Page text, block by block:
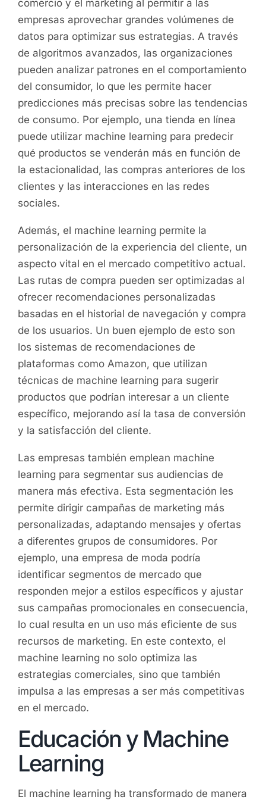
comercio y el marketing al permitir a las
empresas aprovechar grandes volúmenes de
datos para optimizar sus estrategias. A través
de algoritmos avanzados, las organizaciones
pueden analizar patrones en el comportamiento
del consumidor, lo que les permite hacer
predicciones más precisas sobre las tendencias
de consumo. Por ejemplo, una tienda en línea
puede utilizar machine learning para predecir
qué productos se venderán más en función de
la estacionalidad, las compras anteriores de los
clientes y las interacciones en las redes
sociales.
Además, el machine learning permite la
personalización de la experiencia del cliente, un
aspecto vital en el mercado competitivo actual.
Las rutas de compra pueden ser optimizadas al
ofrecer recomendaciones personalizadas
basadas en el historial de navegación y compra
de los usuarios. Un buen ejemplo de esto son
los sistemas de recomendaciones de
plataformas como Amazon, que utilizan
técnicas de machine learning para sugerir
productos que podrían interesar a un cliente
específico, mejorando así la tasa de conversión
y la satisfacción del cliente.
Las empresas también emplean machine
learning para segmentar sus audiencias de
manera más efectiva. Esta segmentación les
permite dirigir campañas de marketing más
personalizadas, adaptando mensajes y ofertas
a diferentes grupos de consumidores. Por
ejemplo, una empresa de moda podría
identificar segmentos de mercado que
responden mejor a estilos específicos y ajustar
sus campañas promocionales en consecuencia,
lo cual resulta en un uso más eficiente de sus
recursos de marketing. En este contexto, el
machine learning no solo optimiza las
estrategias comerciales, sino que también
impulsa a las empresas a ser más competitivas
en el mercado.
Educación y Machine
Learning
El machine learning ha transformado de manera